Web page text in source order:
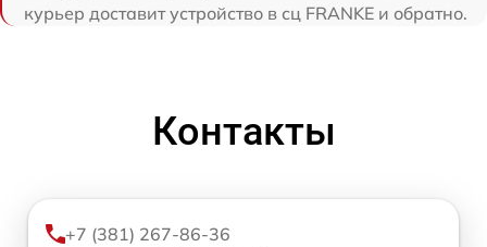
курьер доставит устройство в сц FRANKE и обратно.
Контакты
+7 (381) 267-86-36